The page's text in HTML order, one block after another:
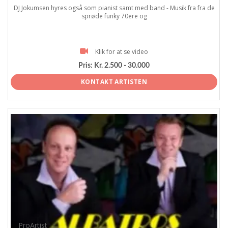
DJ Jokumsen hyres også som pianist samt med band - Musik fra fra de
sprøde funky 70ere og
Klik for at se video
Pris: Kr. 2.500 - 30.000
KONTAKT ARTISTEN
ProArtist